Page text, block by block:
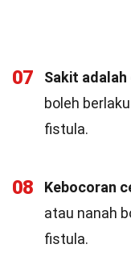
07 Sakit
boleh
fistula.
08 Kebocoran
atau nanah
fistula.